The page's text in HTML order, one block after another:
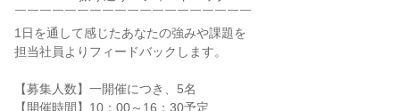
￣￣￣￣￣￣￣￣￣￣￣￣￣￣￣￣￣￣￣
1日を通して感じたあなたの強みや課題を
担当社員よりフィードバックします。
【募集人数】一開催につき、5名
【開催時間】10：00～16：30予定